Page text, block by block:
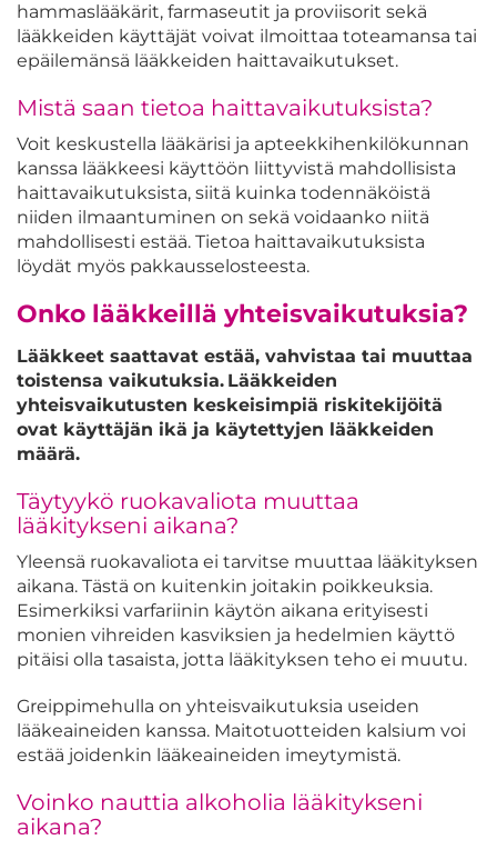
hammaslääkärit, farmaseutit ja proviisorit sekä
lääkkeiden käyttäjät voivat ilmoittaa toteamansa tai
epäilemänsä lääkkeiden haittavaikutukset.
Mistä saan tietoa haittavaikutuksista?
Voit keskustella lääkärisi ja apteekkihenkilökunnan
kanssa lääkkeesi käyttöön liittyvistä mahdollisista
haittavaikutuksista, siitä kuinka todennäköistä
niiden ilmaantuminen on sekä voidaanko niitä
mahdollisesti estää. Tietoa haittavaikutuksista
löydät myös pakkausselosteesta.
Onko lääkkeillä yhteisvaikutuksia?
Lääkkeet saattavat estää, vahvistaa tai muuttaa
toistensa vaikutuksia. Lääkkeiden
yhteisvaikutusten keskeisimpiä riskitekijöitä
ovat käyttäjän ikä ja käytettyjen lääkkeiden
määrä.
Täytyykö ruokavaliota muuttaa
lääkitykseni aikana?
Yleensä ruokavaliota ei tarvitse muuttaa lääkityksen
aikana. Tästä on kuitenkin joitakin poikkeuksia.
Esimerkiksi varfariinin käytön aikana erityisesti
monien vihreiden kasviksien ja hedelmien käyttö
pitäisi olla tasaista, jotta lääkityksen teho ei muutu.
Greippimehulla on yhteisvaikutuksia useiden
lääkeaineiden kanssa. Maitotuotteiden kalsium voi
estää joidenkin lääkeaineiden imeytymistä.
Voinko nauttia alkoholia lääkitykseni
aikana?